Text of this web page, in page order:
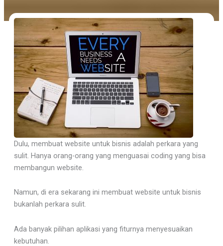
Dulu, membuat website untuk bisnis adalah perkara yang
sulit. Hanya orang-orang yang menguasai coding yang bisa
membangun website.
Namun, di era sekarang ini membuat website untuk bisnis
bukanlah perkara sulit.
Ada banyak pilihan aplikasi yang fiturnya menyesuaikan
kebutuhan.